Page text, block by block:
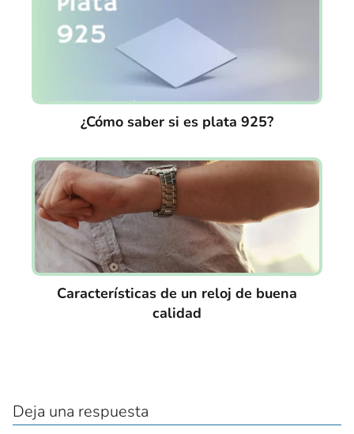
¿Cómo saber si es plata 925?
Características de un reloj de buena
calidad
Deja una respuesta